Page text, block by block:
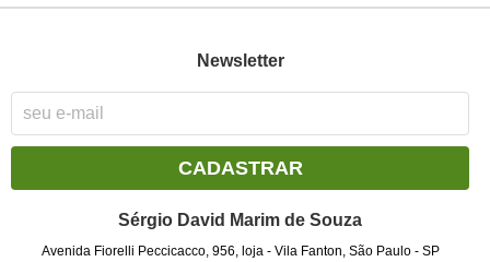
Newsletter
CADASTRAR
Sérgio David Marim de Souza
Avenida Fiorelli Peccicacco, 956, loja - Vila Fanton, São Paulo- SP